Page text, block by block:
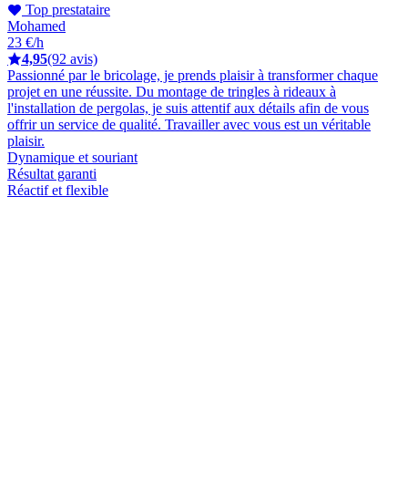
Top prestataire
Mohamed
23 €/h
4,95(92 avis)
Passionné par le bricolage, je prends plaisir à transformer chaque
projet en une réussite. Du montage de tringles à rideaux à
l'installation de pergolas, je suis attentif aux détails afin de vous
offrir un service de qualité. Travailler avec vous est un véritable
plaisir.
Dynamique et souriant
Résultat garanti
Réactif et flexible